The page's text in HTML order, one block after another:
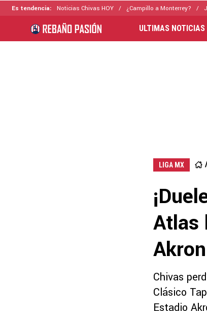
Es tendencia: Noticias Chivas HOY ¿Campillo a Monterrey?
ULTIMAS NOTICIAS
LIGA MX
Atlas
Akron
Chivas
Clásico
Estadio